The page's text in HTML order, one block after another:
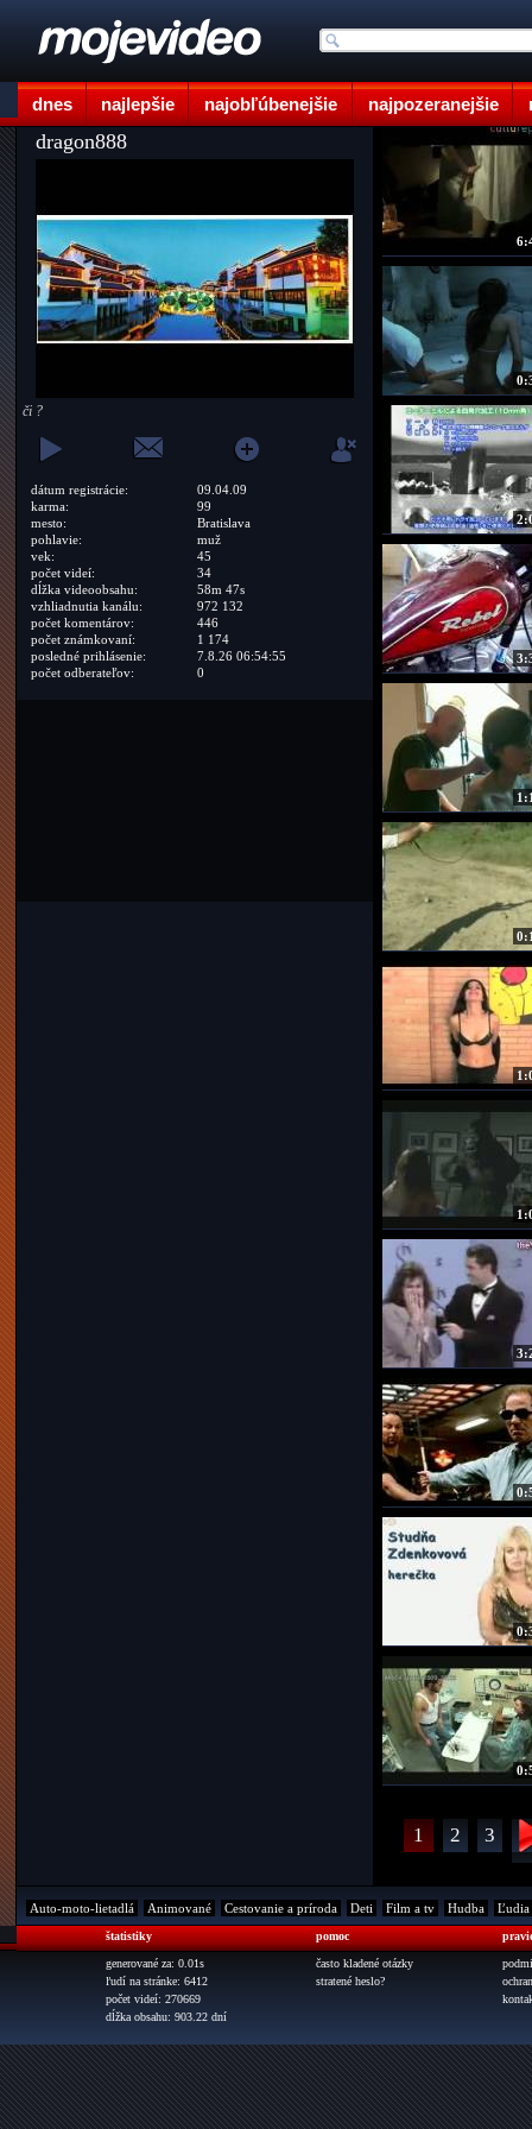
dnes najlepšie najobľúbenejšie najpozeranejšie
dragon888
či ?
dátum registrácie:
09.04.09
karma:
99
mesto:
Bratislava
pohlavie:
muž
vek:
45
počet videí:
34
dĺžka videoobsahu:
58m 47s
vzhliadnutia kanálu:
972 132
počet komentárov:
446
počet známkovaní:
1 174
posledné prihlásenie:
7.8.26 06:54:55
počet odberateľov:
0
1 2 3
Auto-moto-lietadlá Animované Cestovanie a príroda Deti Film a tv Hudba Ľudia
štatistiky
generované za: 0.01s
ľudí na stránke: 6412
počet videí: 270669
dĺžka obsahu: 903.22 dní
pomoc
často kladené otázky
stratené heslo?